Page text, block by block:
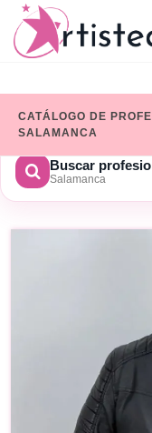
CATÁLOGO DE
SALAMANCA
Buscar
Salamanca
Ver solo
BUSCAR